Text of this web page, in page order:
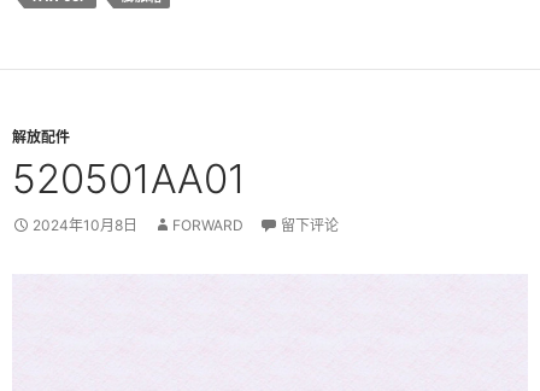
解放配件
520501AA01
2024年10月8日 FORWARD 留下评论